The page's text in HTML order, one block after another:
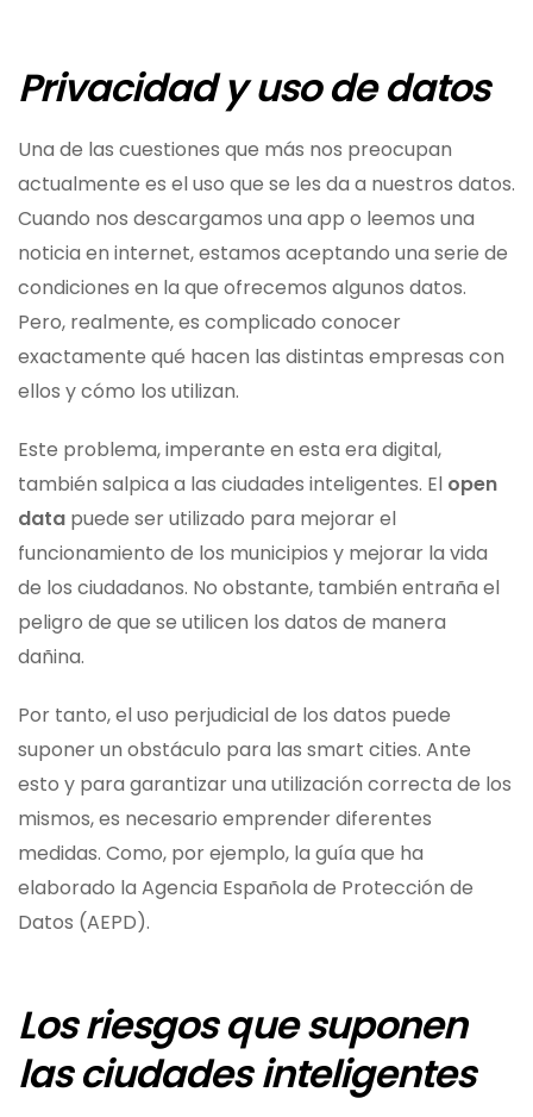
Privacidad y uso de datos
Una de las cuestiones que más nos preocupan
actualmente es el uso que se les da a nuestros datos.
Cuando nos descargamos una app o leemos una
noticia en internet, estamos aceptando una serie de
condiciones en la que ofrecemos algunos datos.
Pero, realmente, es complicado conocer
exactamente qué hacen las distintas empresas con
ellos y cómo los utilizan.
Este problema, imperante en esta era digital,
también salpica a las ciudades inteligentes. El open
data puede ser utilizado para mejorar el
funcionamiento de los municipios y mejorar la vida
de los ciudadanos. No obstante, también entraña el
peligro de que se utilicen los datos de manera
dañina.
Por tanto, el uso perjudicial de los datos puede
suponer un obstáculo para las smart cities. Ante
esto y para garantizar una utilización correcta de los
mismos, es necesario emprender diferentes
medidas. Como, por ejemplo, la guía que ha
elaborado la Agencia Española de Protección de
Datos (AEPD).
Los riesgos que suponen
las ciudades inteligentes